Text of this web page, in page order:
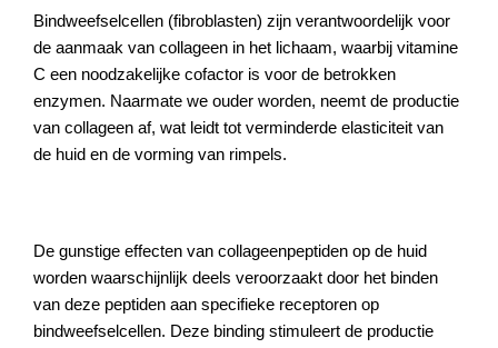
Bindweefselcellen (fibroblasten) zijn verantwoordelijk voor
de aanmaak van collageen in het lichaam, waarbij vitamine
C een noodzakelijke cofactor is voor de betrokken
enzymen. Naarmate we ouder worden, neemt de productie
van collageen af, wat leidt tot verminderde elasticiteit van
de huid en de vorming van rimpels.
De gunstige effecten van collageenpeptiden op de huid
worden waarschijnlijk deels veroorzaakt door het binden
van deze peptiden aan specifieke receptoren op
bindweefselcellen. Deze binding stimuleert de productie